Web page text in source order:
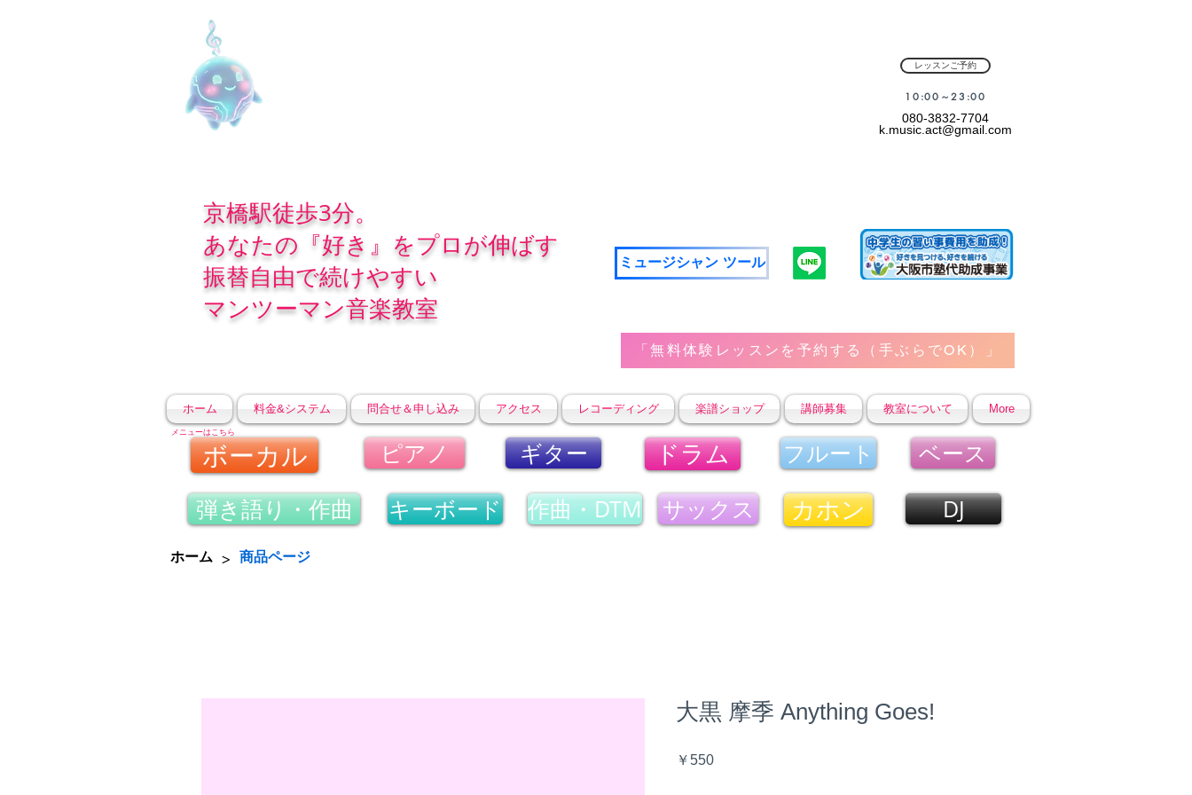
京橋駅徒歩3分。
あなたの『好き』をプロが伸ばす
振替自由で続けやすい
マンツーマン音楽教室
レッスンご予約
080-3832-7704
k.music.act@gmail.com
​10:00～23:00
ミュージシャン ツール
「無料体験レッスンを予約する（手ぶらでOK）」
ホーム 料金&システム 問合せ＆申し込み アクセス レコーディング 楽譜ショップ 講師募集 教室について More
メニューはこちら
ボーカル
弾き語り・作曲
ピアノ
キーボード
ギター
作曲・DTM
ドラム
サックス
フルート
カホン
ベース
DJ
ホーム > 商品ページ
大黒 摩季 Anything Goes!
￥550価